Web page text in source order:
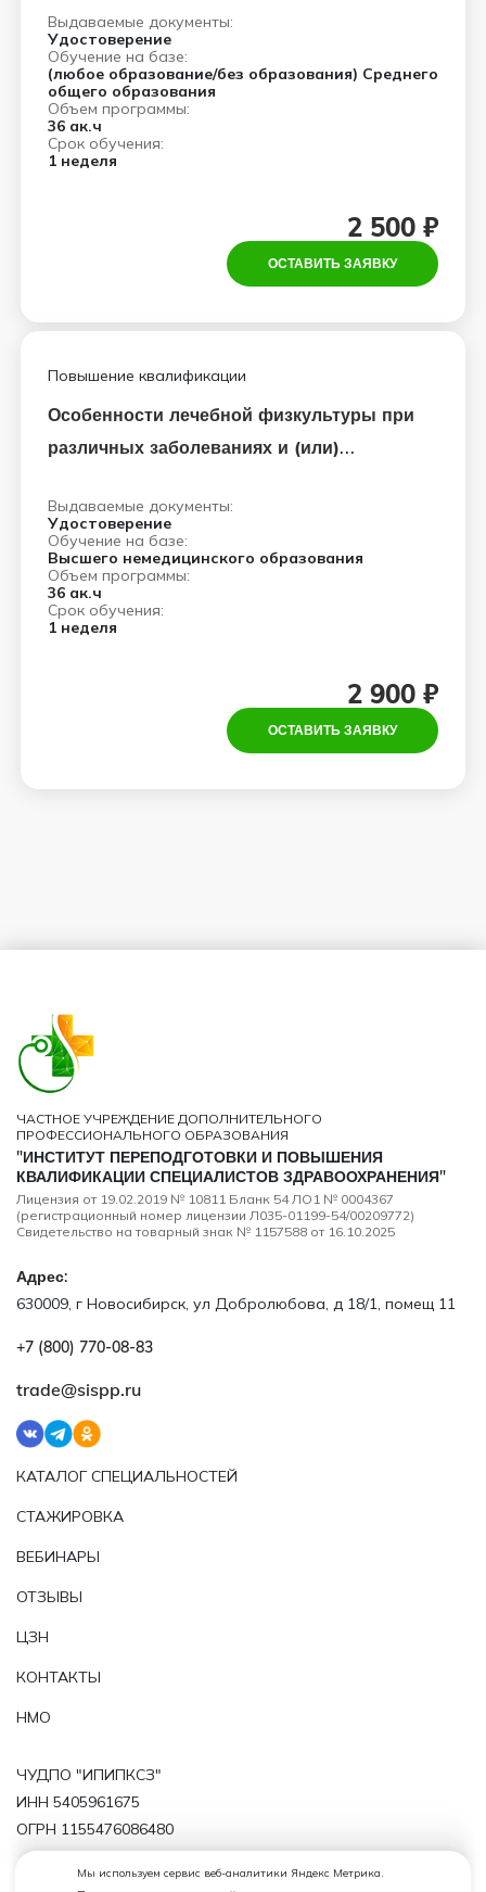
Выдаваемые документы:
Удостоверение
Обучение на базе:
(любое образование/без образования) Среднего
общего образования
Объем программы:
36 ак.ч
Срок обучения:
1 неделя
2 500 ₽
ОСТАВИТЬ ЗАЯВКУ
Повышение квалификации
Особенности лечебной физкультуры при
различных заболеваниях и (или)
Выдаваемые документы:
Удостоверение
Обучение на базе:
Высшего немедицинского образования
Объем программы:
36 ак.ч
Срок обучения:
1 неделя
2 900 ₽
ОСТАВИТЬ ЗАЯВКУ
Мы используем сервис веб-аналитики Яндекс Метрика.
ЧАСТНОЕ УЧРЕЖДЕНИЕ ДОПОЛНИТЕЛЬНОГО
ПРОФЕССИОНАЛЬНОГО ОБРАЗОВАНИЯ
"ИНСТИТУТ ПЕРЕПОДГОТОВКИ И ПОВЫШЕНИЯ
КВАЛИФИКАЦИИ СПЕЦИАЛИСТОВ ЗДРАВООХРАНЕНИЯ"
Лицензия от 19.02.2019 № 10811 Бланк 54 ЛО1 № 0004367
(регистрационный номер лицензии Л035-01199-54/00209772)
Свидетельство на товарный знак № 1157588 от 16.10.2025
Адрес:
630009, г Новосибирск, ул Добролюбова, д 18/1, помещ 11
+7 (800) 770‑08‑83
trade@sispp.ru
КАТАЛОГ СПЕЦИАЛЬНОСТЕЙ
СТАЖИРОВКА
ВЕБИНАРЫ
ОТЗЫВЫ
ЦЗН
КОНТАКТЫ
НМО
ЧУДПО "ИПИПКСЗ"
ИНН 5405961675
ОГРН 1155476086480
Политика обработки персональных данных